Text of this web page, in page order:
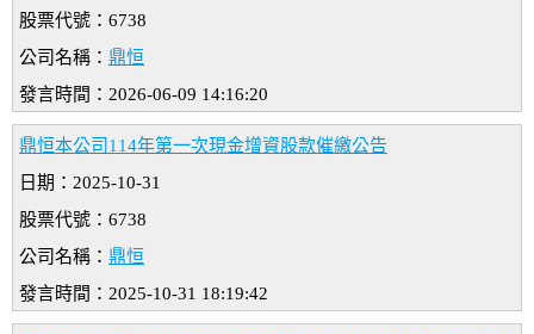
股票代號：6738
公司名稱： 鼎恒
發言時間：2026-06-09 14:16:20
鼎恒本公司114年第一次現金增資股款催繳公告
日期：2025-10-31
股票代號：6738
公司名稱： 鼎恒
發言時間：2025-10-31 18:19:42